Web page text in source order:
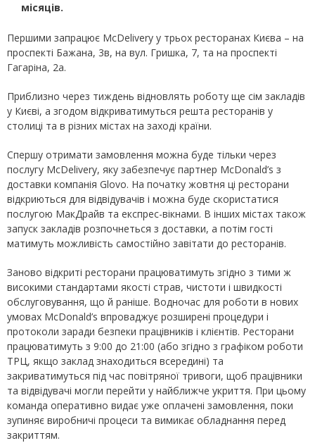
місяців.
Першими запрацює McDelivery у трьох ресторанах Києва – на
проспекті Бажана, 3в, на вул. Гришка, 7, та на проспекті
Гагаріна, 2а.
Приблизно через тиждень відновлять роботу ще сім закладів
у Києві, а згодом відкриватимуться решта ресторанів у
столиці та в різних містах на заході країни.
Спершу отримати замовлення можна буде тільки через
послугу McDelivery, яку забезпечує партнер McDonald’s з
доставки компанія Glovo. На початку жовтня ці ресторани
відкриються для відвідувачів і можна буде скористатися
послугою МакДрайв та експрес-вікнами. В інших містах також
запуск закладів розпочнеться з доставки, а потім гості
матимуть можливість самостійно завітати до ресторанів.
Заново відкриті ресторани працюватимуть згідно з тими ж
високими стандартами якості страв, чистоти і швидкості
обслуговування, що й раніше. Водночас для роботи в нових
умовах McDonald’s впроваджує розширені процедури і
протоколи заради безпеки працівників і клієнтів. Ресторани
працюватимуть з 9:00 до 21:00 (або згідно з графіком роботи
ТРЦ, якщо заклад знаходиться всередині) та
закриватимуться під час повітряної тривоги, щоб працівники
та відвідувачі могли перейти у найближче укриття. При цьому
команда оперативно видає уже оплачені замовлення, поки
зупиняє виробничі процеси та вимикає обладнання перед
закриттям.